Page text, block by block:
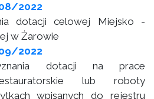
2022
dotacji celowej Miejsko -
w Żarowie
2022
dotacji na prace
lub roboty
wpisanych do rejestru